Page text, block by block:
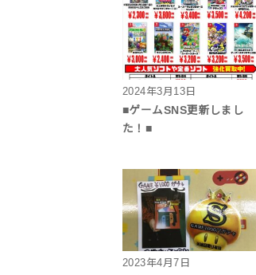
2024年3月13日
■ゲームSNS更新しまし
た！■
2023年4月7日